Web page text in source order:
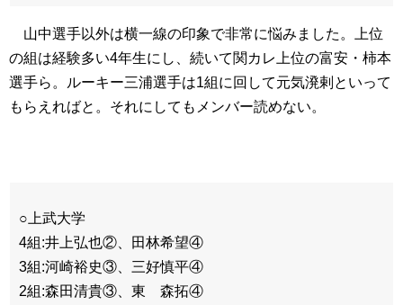
山中選手以外は横一線の印象で非常に悩みました。上位
の組は経験多い4年生にし、続いて関カレ上位の富安・柿本
選手ら。ルーキー三浦選手は1組に回して元気溌剌といって
もらえればと。それにしてもメンバー読めない。
○上武大学
4組:井上弘也②、田林希望④
3組:河崎裕史③、三好慎平④
2組:森田清貴③、東 森拓④